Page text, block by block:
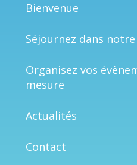
Bienvenue
Séjournez dans
Organisez vos
mesure
Actualités
Contact